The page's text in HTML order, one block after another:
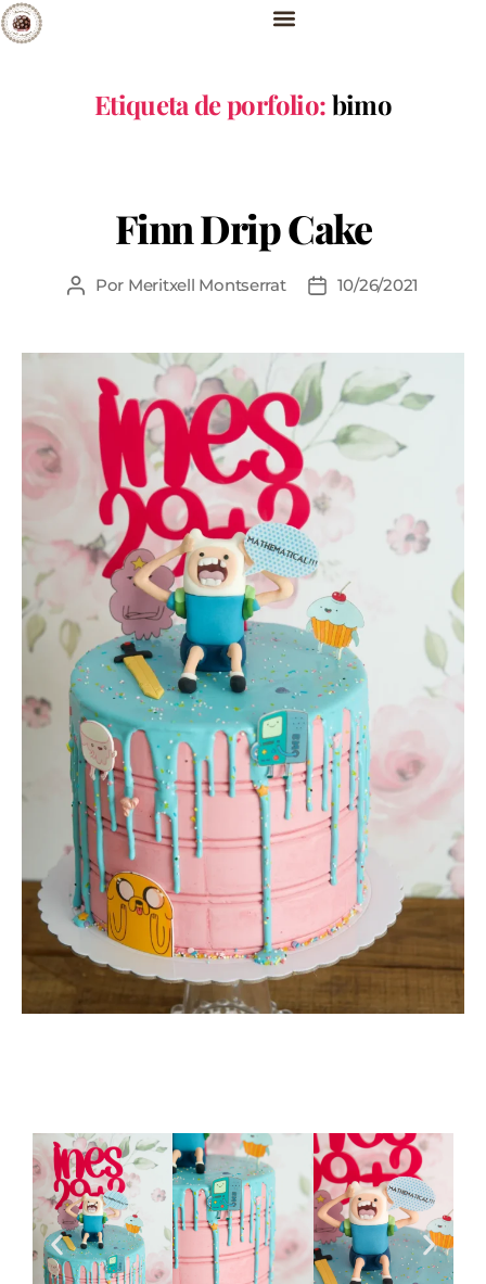
Etiqueta de porfolio:bimo
Finn Drip Cake
Por Meritxell Montserrat 10/26/2021